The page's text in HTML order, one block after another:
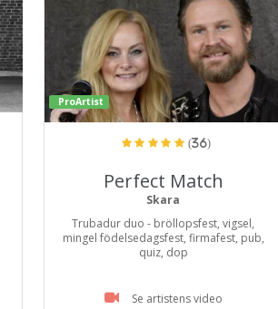
ProArtist
(36)
Perfect Match
Skara
Trubadur duo - bröllopsfest, vigsel,
mingel födelsedagsfest, firmafest, pub,
quiz, dop
Se artistens video